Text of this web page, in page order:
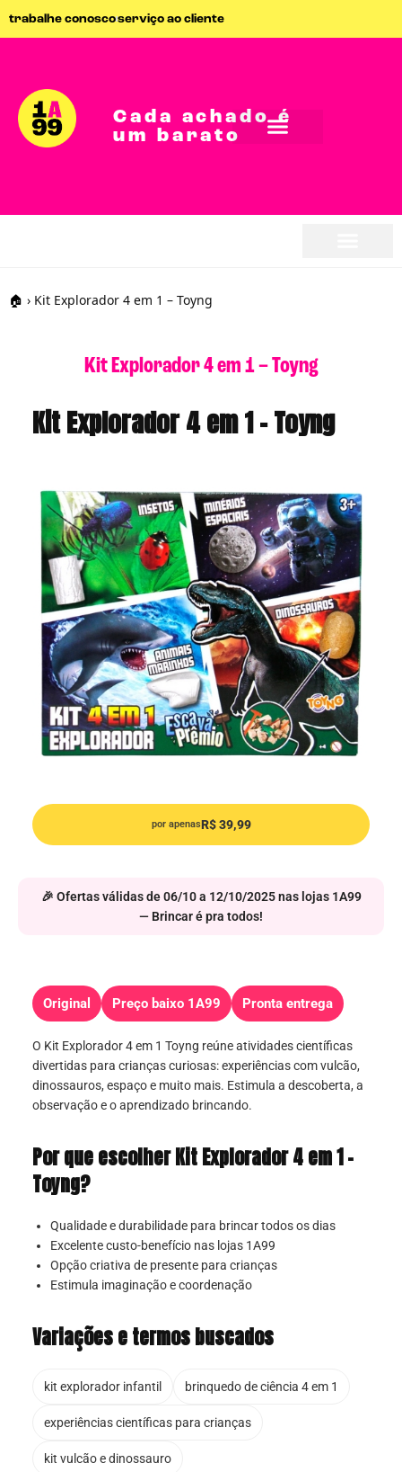
trabalhe conoscoserviço ao cliente
Cada achado é
um barato
🏠 › Kit Explorador 4 em 1 – Toyng
Kit Explorador 4 em 1 – Toyng
Kit Explorador 4 em 1 – Toyng
por apenasR$ 39,99
🎉 Ofertas válidas de 06/10 a 12/10/2025 nas lojas 1A99
— Brincar é pra todos!
Original Preço baixo 1A99 Pronta entrega
O Kit Explorador 4 em 1 Toyng reúne atividades científicas
divertidas para crianças curiosas: experiências com vulcão,
dinossauros, espaço e muito mais. Estimula a descoberta, a
observação e o aprendizado brincando.
Por que escolher Kit Explorador 4 em 1 –
Toyng?
Qualidade e durabilidade para brincar todos os dias
Excelente custo-benefício nas lojas 1A99
Opção criativa de presente para crianças
Estimula imaginação e coordenação
Variações e termos buscados
kit explorador infantil brinquedo de ciência 4 em 1
experiências científicas para crianças
kit vulcão e dinossauro